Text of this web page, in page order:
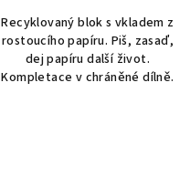
Recyklovaný blok s vkladem z
rostoucího papíru. Piš, zasaď,
dej papíru další život.
Kompletace v chráněné dílně.